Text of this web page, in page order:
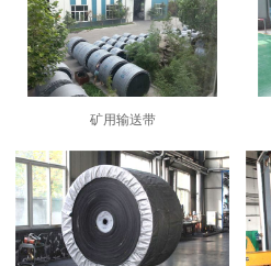
矿用输送带